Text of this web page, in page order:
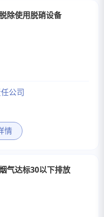
除使用脱硝设备
公司
情
气达标30以下排放